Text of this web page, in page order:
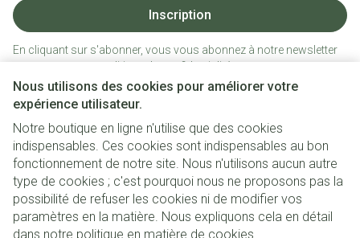
Nous utilisons des cookies pour améliorer votre
expérience utilisateur.
Notre boutique en ligne n'utilise que des cookies
indispensables. Ces cookies sont indispensables au bon
fonctionnement de notre site. Nous n'utilisons aucun autre
type de cookies ; c'est pourquoi nous ne proposons pas la
possibilité de refuser les cookies ni de modifier vos
paramètres en la matière. Nous expliquons cela en détail
dans notre politique en matière de cookies
Inscription
En cliquant sur s'abonner, vous vous abonnez à notre newsletter
et acceptez notrepolitique de confidentialité.
Liens légaux